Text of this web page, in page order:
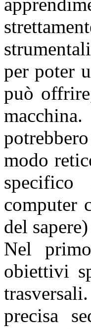
per poter
può
modo
computer
del
Nel
obiettivi
precisa